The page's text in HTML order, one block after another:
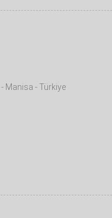
Manisa - Türkiye